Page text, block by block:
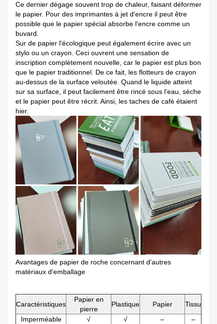
Ce dernier dégage souvent trop de chaleur, faisant déformer
le papier. Pour des imprimantes à jet d'encre il peut être
possible que le papier spécial absorbe l'encre comme un
buvard.
Sur de papier l'écologique peut également écrire avec un
stylo ou un crayon. Ceci ouvrent une sensation de
inscription complètement nouvelle, car le papier est plus bon
que le papier traditionnel. De ce fait, les flotteurs de crayon
au-dessus de la surface veloutée. Quand le liquide atteint
sur sa surface, il peut facilement être rincé sous l'eau, sèche
et le papier peut être récrit. Ainsi, les taches de café étaient
hier.
Avantages de papier de roche concernant d'autres
matériaux d'emballage
Caractéristiques
Papier en
pierre
Plastique Papier
Tissu
Imperméable
√ √ –
–